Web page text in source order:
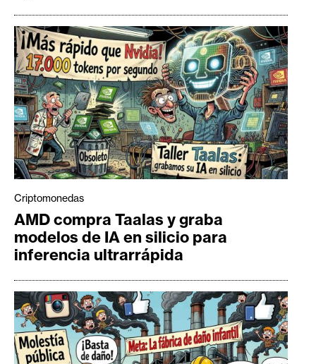
Criptomonedas
AMD compra Taalas y graba
modelos de IA en silicio para
inferencia ultrarrápida